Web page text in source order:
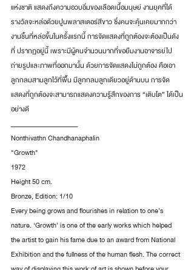
แห่งชาติ แสดงถึงความอวบอิ่มของเลือดเนื้อมนุษย์ งานยุคที่ได้
รางวัลจะหล่อด้วยปูนพลาสเตอร์สีขาว ซึ่งคนจะคุ้นเคยมากกว่า
งานชิ้นที่หล่อขึ้นในครั้งแรกนี้ การจัดแสดงที่ถูกต้องจะต้องเป็นดัง
ที่ ปรากฏอยู่นี้ เพราะมีผู้คนจำนวนมากที่ขอยืมงานอาจารย์ไป
ถ่ายรูปและภาพที่ออกมานั้น ด้วยการจัดแสดงไม่ถูกต้อง คือเอา
ลูกกลมสามลูกไว้ที่พื้น มีลูกกลมลูกเดียวอยู่ด้านบน การจัด
แสดงที่ถูกต้องจะสามารถแสดงความรู้สึกของการ “เติบโต” ได้เป็น
อย่างดี
______________________
Nonthivathn Chandhanaphalin
"Growth"
1972
Height 50 cm.
Bronze, Edition: 1/10
Every being grows and flourishes in relation to one’s
nature. ‘Growth’ is one of the early works which helped
the artist to gain his fame due to an award from National
Exhibition and the fullness of the human flesh. The correct